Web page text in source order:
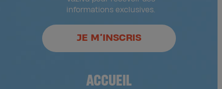
ACCUEIL
informations exclusives.
JE M’INSCRIS